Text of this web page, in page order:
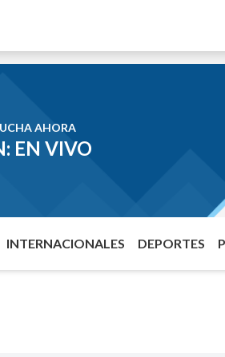
AHORA
EN VIVO
INTERNACIONALES DEPORTES